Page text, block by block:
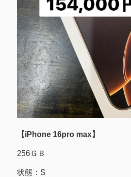
【iPhone 16pro max】
256ＧＢ
状態：S